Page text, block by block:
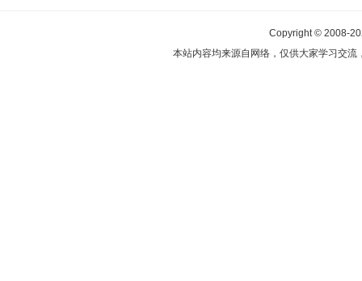
Copyright © 2008-
本站内容均来源自网络，仅供大家学习交